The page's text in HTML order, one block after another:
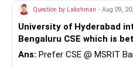
– Keep a smaller number of
– Keep sufficient money in
needs.
At your age, chasing
Question by Lakshman - Aug 09,
University of Hyderabad
Bengaluru CSE which is
Ans: Prefer CSE @ MSRIT